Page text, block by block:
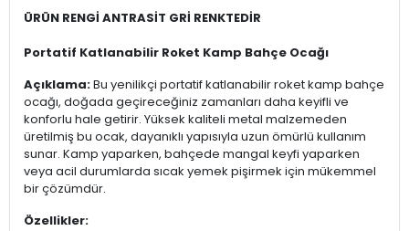
ÜRÜN RENGİ ANTRASİT GRİ RENKTEDİR
Portatif Katlanabilir Roket Kamp Bahçe Ocağı
Açıklama:Bu yenilikçi portatif katlanabilir roket kamp bahçe
ocağı, doğada geçireceğiniz zamanları daha keyifli ve
konforlu hale getirir. Yüksek kaliteli metal malzemeden
üretilmiş bu ocak, dayanıklı yapısıyla uzun ömürlü kullanım
sunar. Kamp yaparken, bahçede mangal keyfi yaparken
veya acil durumlarda sıcak yemek pişirmek için mükemmel
bir çözümdür.
Özellikler: